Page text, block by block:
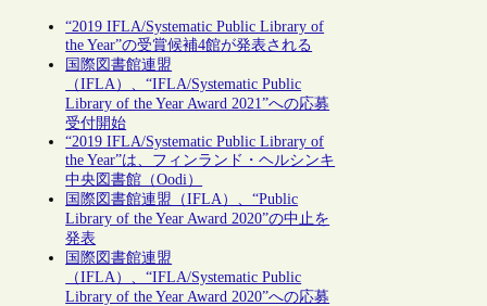
“2019 IFLA/Systematic Public Library of
the Year”の受賞候補4館が発表される
国際図書館連盟
（IFLA）、“IFLA/Systematic Public
Library of the Year Award 2021”への応募
受付開始
“2019 IFLA/Systematic Public Library of
the Year”は、フィンランド・ヘルシンキ
中央図書館（Oodi）
国際図書館連盟（IFLA）、“Public
Library of the Year Award 2020”の中止を
発表
国際図書館連盟
（IFLA）、“IFLA/Systematic Public
Library of the Year Award 2020”への応募